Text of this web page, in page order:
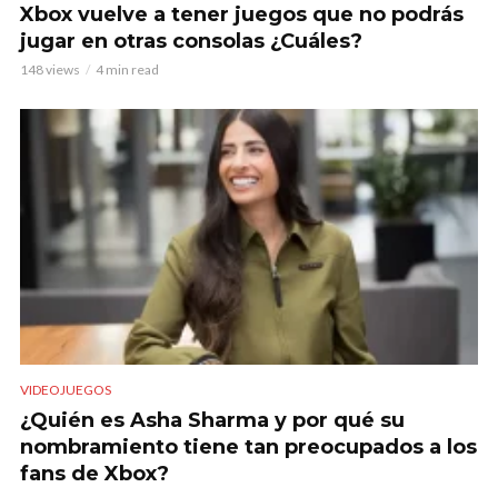
Xbox vuelve a tener juegos que no podrás
jugar en otras consolas ¿Cuáles?
148 views 4 min read
VIDEOJUEGOS
¿Quién es Asha Sharma y por qué su
nombramiento tiene tan preocupados a los
fans de Xbox?